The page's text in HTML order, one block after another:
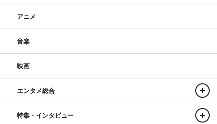
アニメ
音楽
映画
エンタメ総合
特集・インタビュー